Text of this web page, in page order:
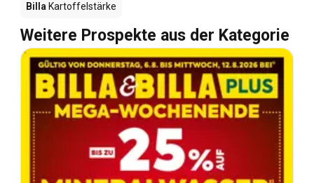
Billa Kartoffelstärke
Weitere Prospekte aus der Kategorie